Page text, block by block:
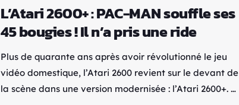
L’Atari 2600+ : PAC-MAN souffle ses
45 bougies ! Il n’a pris une ride
Plus de quarante ans après avoir révolutionné le jeu
vidéo domestique, l’Atari 2600 revient sur le devant de
la scène dans une version modernisée : l’Atari 2600+. Et